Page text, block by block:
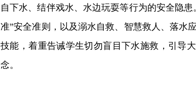
自下水、结伴戏水、水边玩耍等行为的安全隐
准”安全准则，以及溺水自救、智慧救人、落水
技能，着重告诫学生切勿盲目下水施救，引导
念。